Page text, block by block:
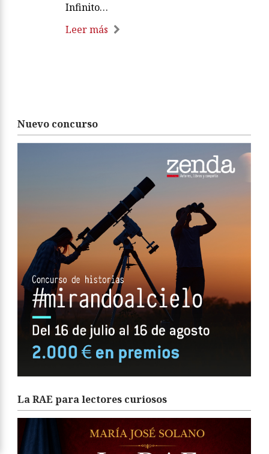
Infinito…
Leer más
Nuevo concurso
La RAE para lectores curiosos